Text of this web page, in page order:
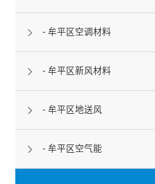
- 牟平区空调材料
- 牟平区新风材料
- 牟平区地送风
- 牟平区空气能